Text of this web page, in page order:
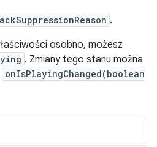
.
osobno, możesz
. Zmiany tego stanu można
onIsPlayingChanged(boolean